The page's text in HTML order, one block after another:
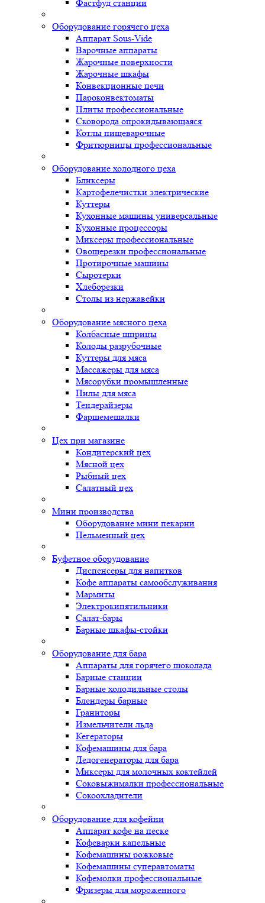
Фастфуд станции
Оборудование горячего цеха
Аппарат Sous-Vide
Варочные аппараты
Жарочные поверхности
Жарочные шкафы
Конвекционные печи
Пароконвектоматы
Плиты профессиональные
Сковорода опрокидывающаяся
Котлы пищеварочные
Фритюрницы профессиональные
Оборудование холодного цеха
Бликсеры
Картофелечистки электрические
Куттеры
Кухонные машины универсальные
Кухонные процессоры
Миксеры профессиональные
Овощерезки профессиональные
Протирочные машины
Сыротерки
Хлеборезки
Столы из нержавейки
Оборудование мясного цеха
Колбасные шприцы
Колоды разрубочные
Куттеры для мяса
Массажеры для мяса
Мясорубки промышленные
Пилы для мяса
Тендерайзеры
Фаршемешалки
Цех при магазине
Кондитерский цех
Мясной цех
Рыбный цех
Салатный цех
Мини производства
Оборудование мини пекарни
Пельменный цех
Буфетное оборудование
Диспенсеры для напитков
Кофе аппараты самообслуживания
Мармиты
Электрокипятильники
Cалат-бары
Барные шкафы-стойки
Оборудование для бара
Аппараты для горячего шоколада
Барные станции
Барные холодильные столы
Блендеры барные
Граниторы
Измельчители льда
Кегераторы
Кофемашины для бара
Ледогенераторы для бара
Миксеры для молочных коктейлей
Соковыжималки профессиональные
Сокоохладители
Оборудование для кофейни
Аппарат кофе на песке
Кофеварки капельные
Кофемашины рожковые
Кофемашины суперавтоматы
Кофемолки профессиональные
Фризеры для мороженного